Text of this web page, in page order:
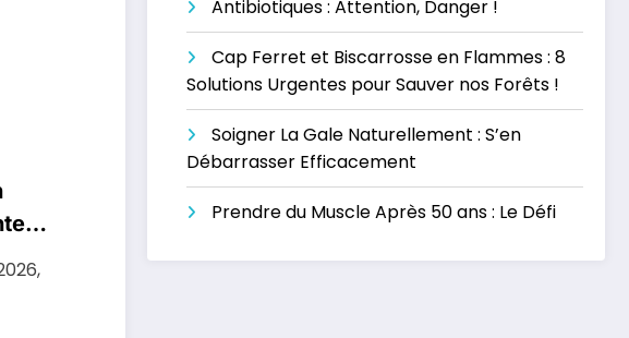
Antibiotiques : Attention, Danger !
Cap Ferret et Biscarrosse en Flammes : 8
Solutions Urgentes pour Sauver nos Forêts !
Soigner La Gale Naturellement : S’en
Débarrasser Efficacement
Prendre du Muscle Après 50 ans : Le Défi